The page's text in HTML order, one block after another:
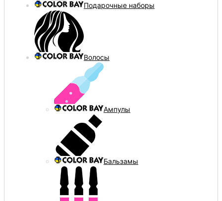
Подарочные наборы
Волосы
Ампулы
Бальзамы